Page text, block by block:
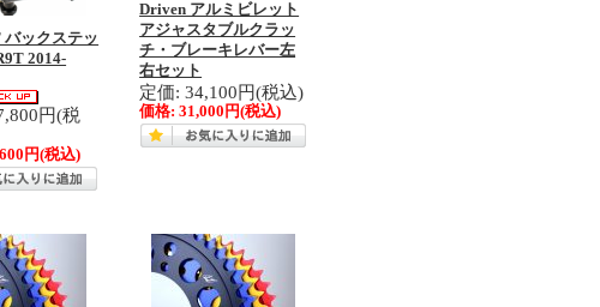
ックステッ
2014-
円(税
円(税込)
Driven アルミビレット
アジャスタブルクラッ
チ・ブレーキレバー左
右セット
定価: 34,100円(税込)
価格:31,000円(税込)